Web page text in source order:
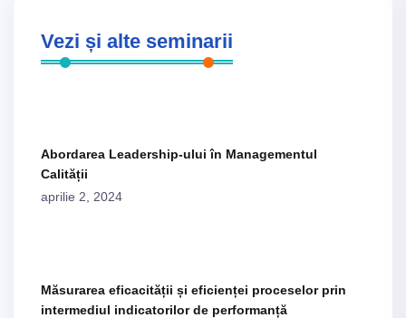
Vezi și alte seminarii
Abordarea Leadership-ului în Managementul
Calității
aprilie 2, 2024
Măsurarea eficacității și eficienței proceselor prin
intermediul indicatorilor de performanță